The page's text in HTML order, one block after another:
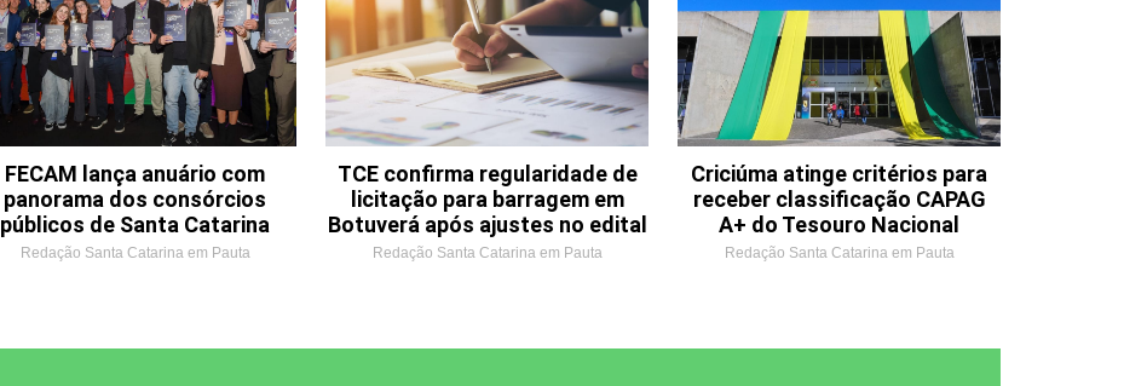
FECAM lança anuário com
panorama dos consórcios
públicos de Santa Catarina
Redação Santa Catarina em Pauta
TCE confirma regularidade de
licitação para barragem em
Botuverá após ajustes no edital
Redação Santa Catarina em Pauta
Criciúma atinge critérios para
receber classificação CAPAG
A+ do Tesouro Nacional
Redação Santa Catarina em Pauta